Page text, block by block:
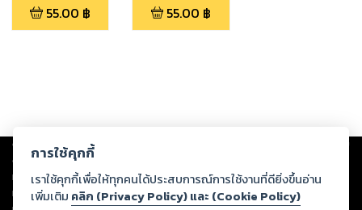
55.00 ฿ 55.00 ฿
Copyright © 2026
ต่อผลงานหรือเนื้อหาใดที่อัปโหลดผ่านเว็บไซต์และปรากฏว่าละเมิดสิทธิใน
ทรัพย์สินทางปัญญาของบุคคลอื่นหรือขัดต่อกฎหมายและศีลธรรม ดังนั้น ผู้อ่าน
ทุกท่านโปรดใช้วิจารณญาณในการกลั่นกรองด้วยตนเอง และหากท่านพบว่าส่วน
การใช้คุกกี้
เราใช้คุกกี้เพื่อให้ทุกคนได้ประสบการณ์การใช้งานที่ดียิ่งขึ้นอ่าน
เพิ่มเติม คลิก (Privacy Policy) และ (Cookie Policy)